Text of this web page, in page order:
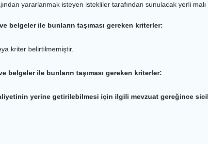
yararlanmak isteyen istekliler tarafından sunulacak yerli
belgeler ile bunların taşıması gereken kriterler:
kriter belirtilmemiştir.
ile bunların taşıması gereken kriterler:
yerine getirilebilmesi için ilgili mevzuat gereğince